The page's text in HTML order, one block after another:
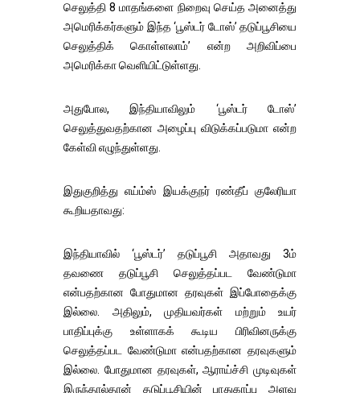
செலுத்தி 8 மாதங்களை நிறைவு செய்த அனைத்து
அமெரிக்கர்களும் இந்த ‘பூஸ்டர் டோஸ்’ தடுப்பூசியை
செலுத்திக் கொள்ளலாம்’ என்ற அறிவிப்பை
அமெரிக்கா வெளியிட்டுள்ளது.
அதுபோல, இந்தியாவிலும் ‘பூஸ்டர் டோஸ்’
செலுத்துவதற்கான அழைப்பு விடுக்கப்படுமா என்ற
கேள்வி எழுந்துள்ளது.
இதுகுறித்து எய்ம்ஸ் இயக்குநர் ரண்தீப் குலேரியா
கூறியதாவது:
இந்தியாவில் ‘பூஸ்டர்’ தடுப்பூசி அதாவது 3ம்
தவணை தடுப்பூசி செலுத்தப்பட வேண்டுமா
என்பதற்கான போதுமான தரவுகள் இப்போதைக்கு
இல்லை. அதிலும், முதியவர்கள் மற்றும் உயர்
பாதிப்புக்கு உள்ளாகக் கூடிய பிரிவினருக்கு
செலுத்தப்பட வேண்டுமா என்பதற்கான தரவுகளும்
இல்லை. போதுமான தரவுகள், ஆராய்ச்சி முடிவுகள்
இருந்தால்தான் தடுப்பூசியின் பாதுகாப்பு அளவு